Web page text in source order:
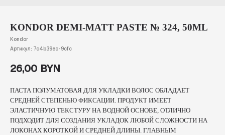
KONDOR DEMI-MATT PASTE № 324, 50ML
Kondor
Артикул: 7c4b39ec-9cfc
26,00 BYN
ПАСТА ПОЛУМАТОВАЯ ДЛЯ УКЛАДКИ ВОЛОС ОБЛАДАЕТ
СРЕДНЕЙ СТЕПЕНЬЮ ФИКСАЦИИ. ПРОДУКТ ИМЕЕТ
ЭЛАСТИЧНУЮ ТЕКСТУРУ НА ВОДНОЙ ОСНОВЕ, ОТЛИЧНО
ПОДХОДИТ ДЛЯ СОЗДАНИЯ УКЛАДОК ЛЮБОЙ СЛОЖНОСТИ НА
ЛОКОНАХ КОРОТКОЙ И СРЕДНЕЙ ДЛИНЫ. ГЛАВНЫМ